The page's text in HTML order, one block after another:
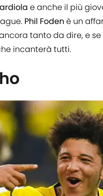
e anche il più
Phil Foden è un
tanto da dire, e
incanterà tutti.